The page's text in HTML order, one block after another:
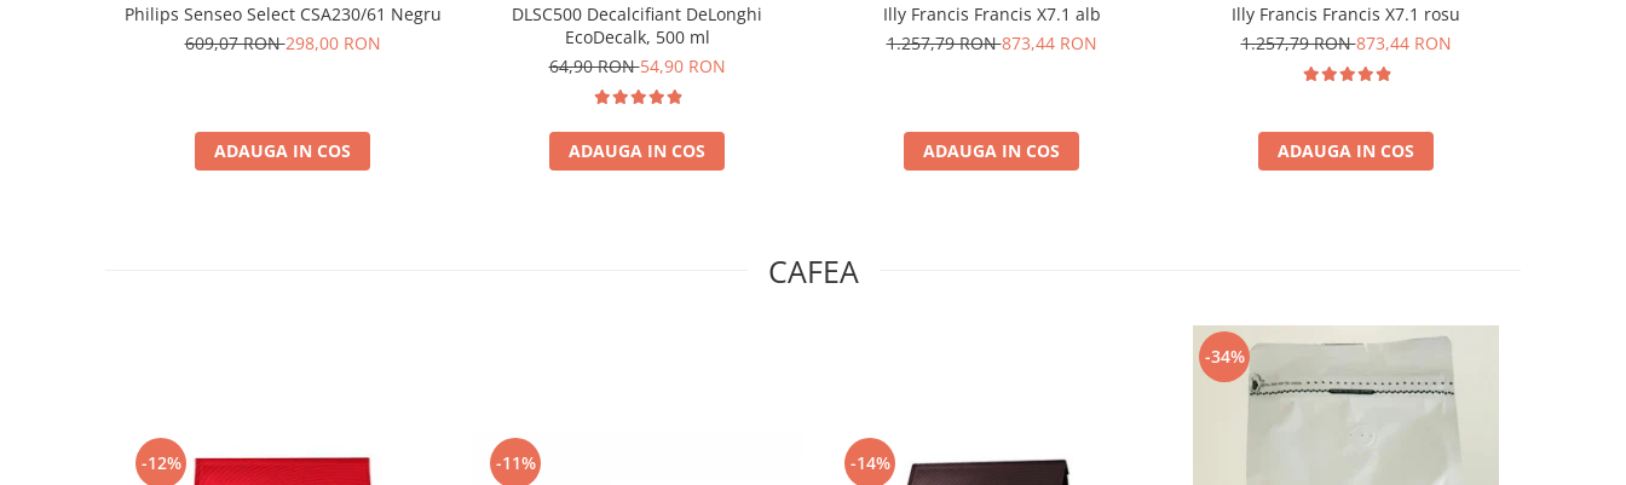
Philips Senseo Select CSA230/61 Negru
609,07 RON298,00 RON
ADAUGA IN COS
DLSC500 Decalcifiant DeLonghi
EcoDecalk, 500 ml
64,90 RON54,90 RON
ADAUGA IN COS
Illy Francis Francis X7.1 alb
1.257,79 RON873,44 RON
ADAUGA IN COS
Illy Francis Francis X7.1 rosu
1.257,79 RON873,44 RON
ADAUGA IN COS
CAFEA
-12% -11% -14%
-34%